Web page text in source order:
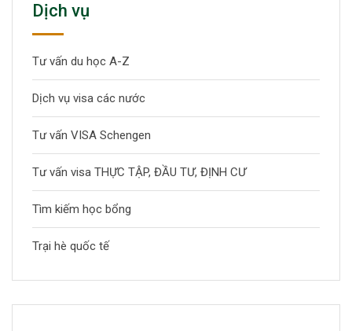
Dịch vụ
Tư vấn du học A-Z
Dịch vụ visa các nước
Tư vấn VISA Schengen
Tư vấn visa THỰC TẬP, ĐẦU TƯ, ĐỊNH CƯ
Tìm kiếm học bổng
Trại hè quốc tế